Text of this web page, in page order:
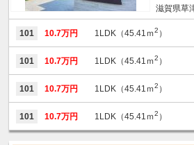
滋賀県草
101 10.7万円 1LDK（45.41ｍ2 ）
101 10.7万円 1LDK（45.41ｍ2 ）
101 10.7万円 1LDK（45.41ｍ2 ）
101 10.7万円 1LDK（45.41ｍ2 ）